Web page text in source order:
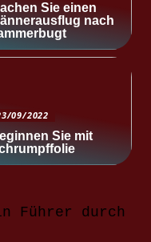
Sie einen
nach
09/2022
Sie mit
Führer durch